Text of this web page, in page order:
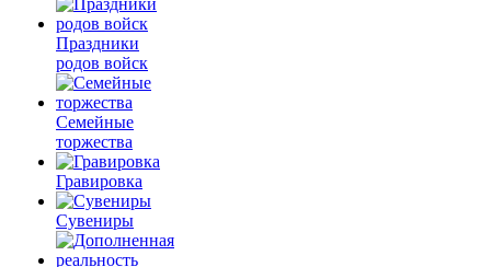
Праздники
родов войск
Семейные
торжества
Гравировка
Сувениры